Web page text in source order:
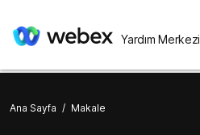
Yardım Merkezi
Ana Sayfa / Makale